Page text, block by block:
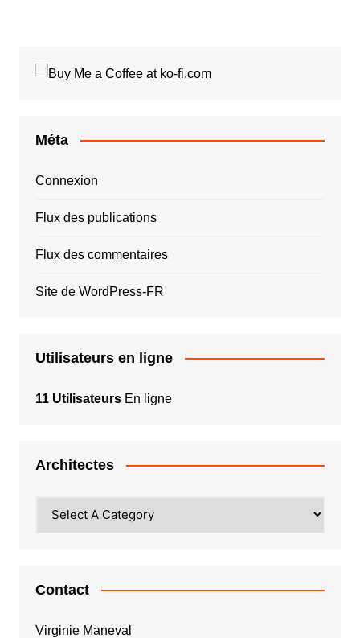
Méta
Connexion
Flux des publications
Flux des commentaires
Site de WordPress-FR
Utilisateurs en ligne
11 UtilisateursEn ligne
Architectes
Contact
Virginie Maneval